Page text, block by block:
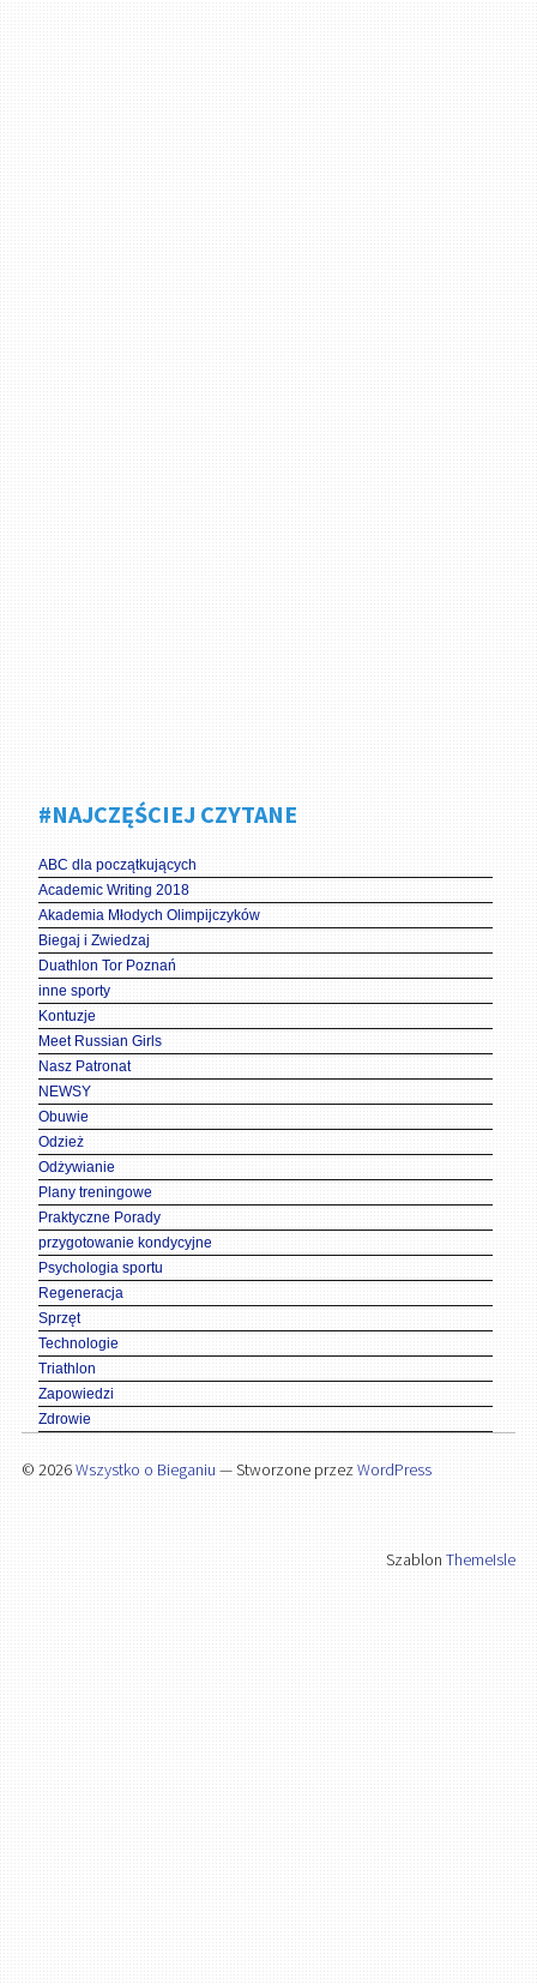
#NAJCZĘŚCIEJ CZYTANE
ABC dla początkujących
Academic Writing 2018
Akademia Młodych Olimpijczyków
Biegaj i Zwiedzaj
Duathlon Tor Poznań
inne sporty
Kontuzje
Meet Russian Girls
Nasz Patronat
NEWSY
Obuwie
Odzież
Odżywianie
Plany treningowe
Praktyczne Porady
przygotowanie kondycyjne
Psychologia sportu
Regeneracja
Sprzęt
Technologie
Triathlon
Zapowiedzi
Zdrowie
© 2026Wszystko o Bieganiu — Stworzone przezWordPress
SzablonThemeIsle